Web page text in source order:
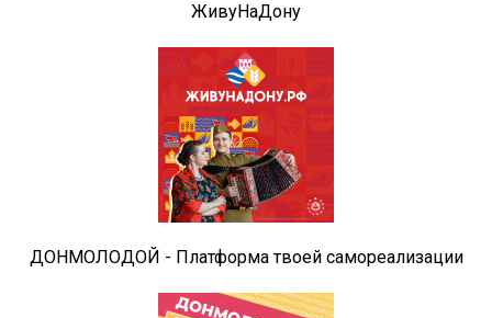
ЖивуНаДону
ДОНМОЛОДОЙ - Платформа твоей самореализации